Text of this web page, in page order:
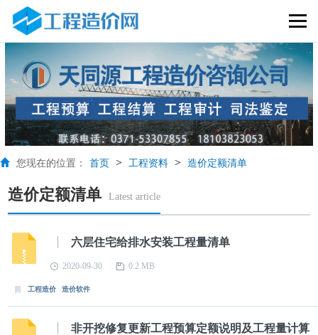
您现在的位置： 首页 > 工程资料 > 造价定额清单
造价定额清单 Latest article
六层住宅给排水安装工程量清单
2020-09-30 0.2 MB
工程造价 造价软件
非开挖修复更新工程预算定额说明及工程量计算